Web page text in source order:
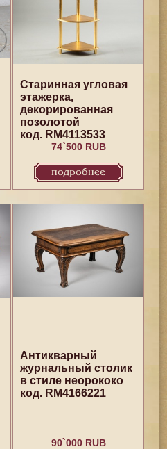
Старинная угловая
этажерка,
декорированная
позолотой
код. RM4113533
74`500 RUB
подробнее
Антикварный
журнальный столик
в стиле неорококо
код. RM4166221
90`000 RUB